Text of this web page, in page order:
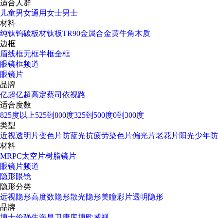
适合人群
儿童男女通用女士男士
材料
纯钛钨碳板材钛板TR90金属合金黄牛角木质
边框
眉线框无框半框全框
眼镜框频道
眼镜片
品牌
亿超亿超高定蔡司 依视路
适合度数
825度以上525到800度325到500度0到300度
类型
近视透明片变色片防蓝光抗疲劳染色片偏光片老花片阳光少年
材料
MRPC太空片树脂镜片
眼镜片频道
隐形眼镜
隐形分类
远视隐形高度数隐形散光隐形美瞳彩片透明隐形
品牌